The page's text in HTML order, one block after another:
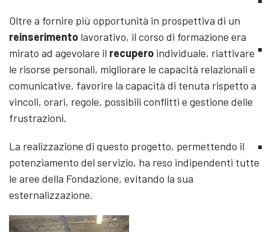
Oltre a fornire più opportunità in prospettiva di un
reinserimento lavorativo, il corso di formazione era
mirato ad agevolare il recupero individuale, riattivare
le risorse personali, migliorare le capacità relazionali e
comunicative, favorire la capacità di tenuta rispetto a
vincoli, orari, regole, possibili conflitti e gestione delle
frustrazioni.
La realizzazione di questo progetto, permettendo il
potenziamento del servizio, ha reso indipendenti tutte
le aree della Fondazione, evitando la sua
esternalizzazione.